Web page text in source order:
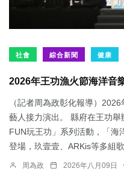
社會 綜合新聞 健康
2026年王功漁火節海洋音
（記者周為政彰化報導）
藝人接力演出。 縣府在王功舉
FUN玩王功」系列活動，「海
登場，玖壹壹、ARKis等多組歌
周為政 2026年八月09日